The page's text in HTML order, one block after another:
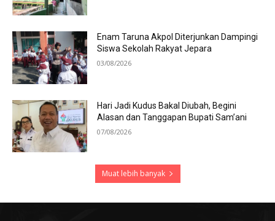
Enam Taruna Akpol Diterjunkan Dampingi
Siswa Sekolah Rakyat Jepara
03/08/2026
Hari Jadi Kudus Bakal Diubah, Begini
Alasan dan Tanggapan Bupati Sam’ani
07/08/2026
Muat lebih banyak